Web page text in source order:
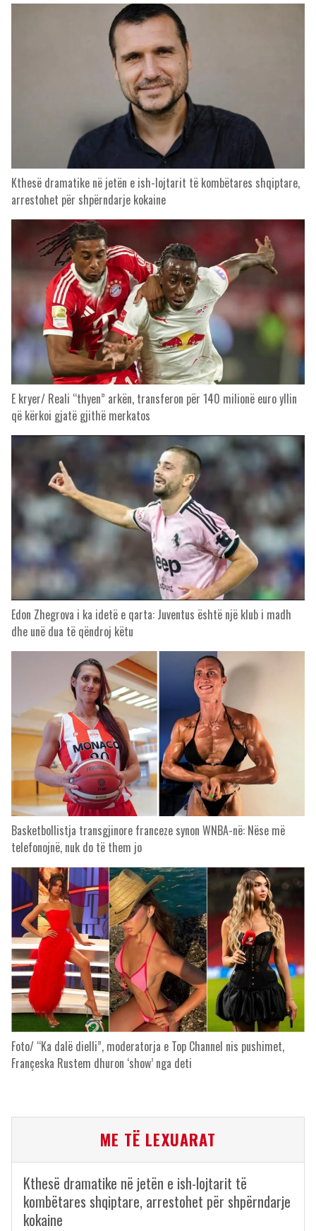
Kthesë dramatike në jetën e ish-lojtarit të kombëtares shqiptare,
arrestohet për shpërndarje kokaine
E kryer/ Reali “thyen” arkën, transferon për 140 milionë euro yllin
që kërkoi gjatë gjithë merkatos
Edon Zhegrova i ka idetë e qarta: Juventus është një klub i madh
dhe unë dua të qëndroj këtu
Basketbollistja transgjinore franceze synon WNBA-në: Nëse më
telefonojnë, nuk do të them jo
Foto/ “Ka dalë dielli”, moderatorja e Top Channel nis pushimet,
Françeska Rustem dhuron ‘show’ nga deti
ME TË LEXUARAT
Kthesë dramatike në jetën e ish-lojtarit të
kombëtares shqiptare, arrestohet për shpërndarje
kokaine